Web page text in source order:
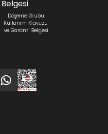
Döşeme Grubu
Kullanım Klavuzu
ve Garanti Belgesi